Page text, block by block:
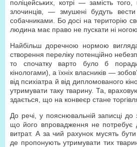
поліцейських, котрі — замість
злочинців, — змушені будуть вести
собачниками. Бо досі на територію
людина має право не пускати ні
Найбільш доречною нормою
створення переліку потенційно
то спочатку варто було б
кінологами), а їхніх власників —
від психіатра й від дипломованого
утримувати таку тварину. Та,
здається, що на конвеєр стане
До речі, у пояснювальній записці до
що його впровадження не потребує
витрат. А за чий рахунок мусять бути
де пропонують утримувати тих